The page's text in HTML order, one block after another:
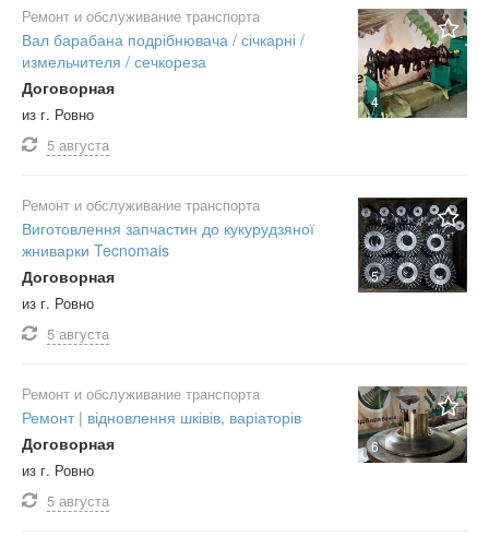
4
Ремонт и обслуживание транспорта
Вал барабана подрібнювача / січкарні /
измельчителя / сечкореза
Договорная
из г. Ровно
5 августа
5
Ремонт и обслуживание транспорта
Виготовлення запчастин до кукурудзяної
жниварки Tecnomais
Договорная
из г. Ровно
5 августа
6
Ремонт и обслуживание транспорта
Ремонт | відновлення шківів, варіаторів
Договорная
из г. Ровно
5 августа